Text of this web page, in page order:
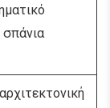
σπάνια